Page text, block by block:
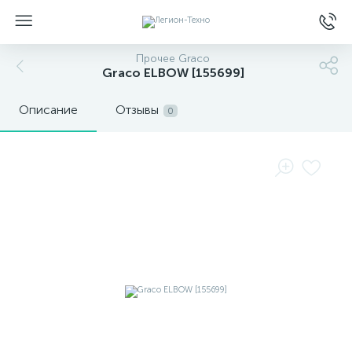
Прочее Graco
Graco ELBOW [155699]
Описание Отзывы 0